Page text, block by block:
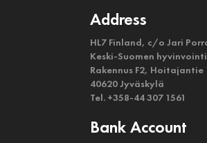
Address
HL7 Finland, c/o Jari
Keski-Suomen
Rakennus F2, Hoitajantie
40620 Jyväskylä
Tel. +358-44 307 1561
Bank Account